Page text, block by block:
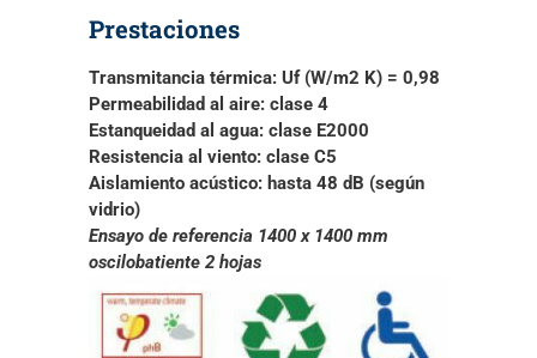
Prestaciones
Transmitancia térmica: Uf (W/m2 K) = 0,98
Permeabilidad al aire: clase 4
Estanqueidad al agua: clase E2000
Resistencia al viento: clase C5
Aislamiento acústico: hasta 48 dB (según
vidrio)
Ensayo de referencia 1400 x 1400 mm
oscilobatiente 2 hojas